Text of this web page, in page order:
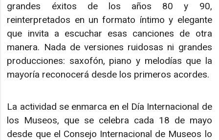
grandes éxitos de los años 80 y 90,
reinterpretados en un formato íntimo y elegante
que invita a escuchar esas canciones de otra
manera. Nada de versiones ruidosas ni grandes
producciones: saxofón, piano y melodías que la
mayoría reconocerá desde los primeros acordes.
La actividad se enmarca en el Día Internacional de
los Museos, que se celebra cada 18 de mayo
desde que el Consejo Internacional de Museos lo